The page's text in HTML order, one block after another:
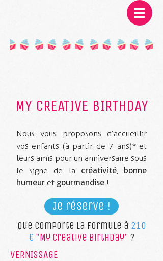
MY CREATIVE BIRTHDAY
Nous vous proposons d’accueillir
vos enfants (à partir de 7 ans)* et
leurs amis pour un anniversaire sous
le signe de la créativité, bonne
humeur et gourmandise !
Je réserve !
Que comporte la formule à 210
€ "My creative birthday" ?
VERNISSAGE